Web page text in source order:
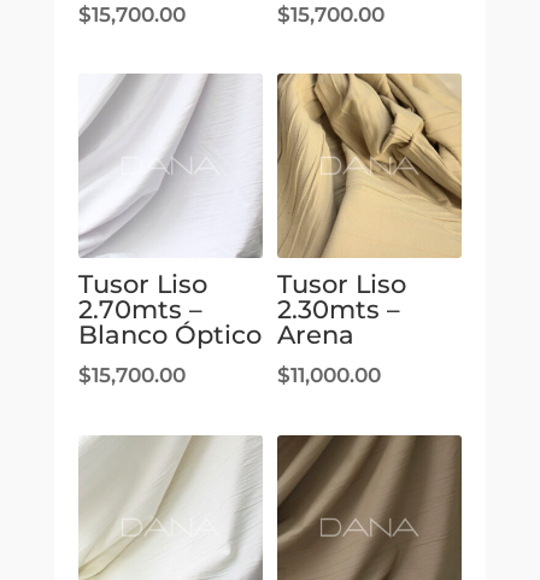
$15,700.00 $15,700.00
Tusor Liso
2.70mts –
Blanco Óptico
$15,700.00
Tusor Liso
2.30mts –
Arena
$11,000.00